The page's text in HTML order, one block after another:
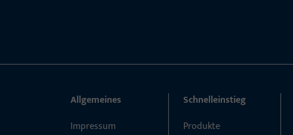
Allgemeines
Impressum
Schnelleinstieg
Produkte